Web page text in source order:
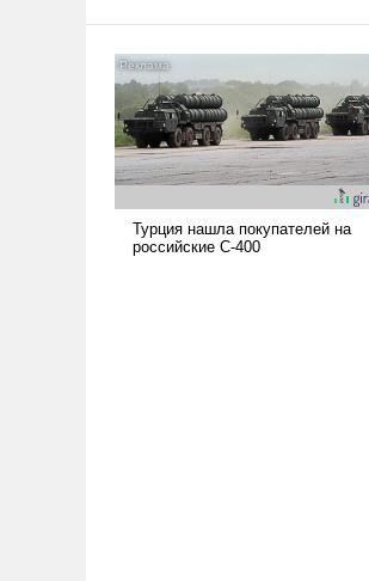
и ее реализация радикально
поднимет наши боевые
возможности.